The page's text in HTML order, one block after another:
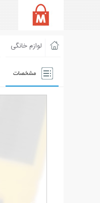
لوازم خانگی
مشخصات